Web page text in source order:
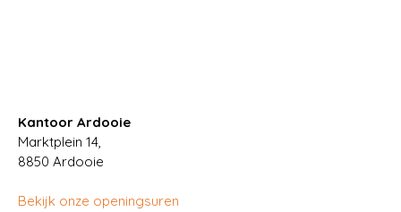
Kantoor Ardooie
Marktplein 14,
8850 Ardooie
Bekijk onze openingsuren